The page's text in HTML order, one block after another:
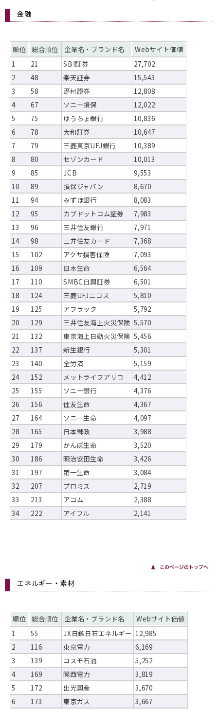
金融
順位 総合順位 企業名・ブランド名
Webサイト価値
1
21 SBI証券
27,702
2
48 楽天証券
15,543
3
58 野村證券
12,808
4
67 ソニー損保
12,022
5
75 ゆうちょ銀行
10,836
6
78 大和証券
10,647
7
79 三菱東京UFJ銀行
10,389
8
80 セゾンカード
10,013
9
85 JCB
9,553
10
89 損保ジャパン
8,670
11
94 みずほ銀行
8,083
12
95 カブドットコム証券
7,983
13
96 三井住友銀行
7,971
14
98 三井住友カード
7,368
15
102 アクサ損害保険
7,093
16
109 日本生命
6,564
17
110 SMBC日興証券
6,501
18
124 三菱UFJニコス
5,810
19
125 アフラック
5,792
20
129 三井住友海上火災保険 5,570
21
132 東京海上日動火災保険 5,456
22
137 新生銀行
5,301
23
140 全労済
5,159
24
152 メットライフアリコ
4,412
25
155 ソニー銀行
4,376
26
156 住友生命
4,367
27
164 ソニー生命
4,097
28
165 日本郵政
3,988
29
179 かんぽ生命
3,520
30
186 明治安田生命
3,426
31
197 第一生命
3,084
32
207 プロミス
2,719
33
213 アコム
2,388
34
222 アイフル 2,141
エネルギー・素材
順位 総合順位 企業名・ブランド名
Webサイト価値
1
55 JX日鉱日石エネルギー 12,985
2
116 東京電力
6,169
3
139 コスモ石油
5,252
4
169 関西電力
3,819
5
172 出光興産
3,670
6
173 東京ガス
3,667